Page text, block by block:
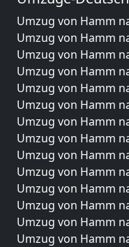
Umzug von Hamm
Umzug von Hamm
Umzug von Hamm
Umzug von Hamm
Umzug von Hamm
Umzug von Hamm
Umzug von Hamm
Umzug von Hamm
Umzug von Hamm
Umzug von Hamm
Umzug von Hamm
Umzug von Hamm
Umzug von Hamm
Umzug von Hamm